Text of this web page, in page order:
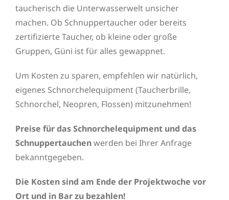
taucherisch die Unterwasserwelt unsicher
machen. Ob Schnuppertaucher oder bereits
zertifizierte Taucher, ob kleine oder große
Gruppen, Güni ist für alles gewappnet.
Um Kosten zu sparen, empfehlen wir natürlich,
eigenes Schnorchelequipment (Taucherbrille,
Schnorchel, Neopren, Flossen) mitzunehmen!
Preise für das Schnorchelequipment und das
Schnuppertauchenwerden bei Ihrer Anfrage
bekanntgegeben.
Die Kosten sind am Ende der Projektwoche vor
Ort und in Bar zu bezahlen!